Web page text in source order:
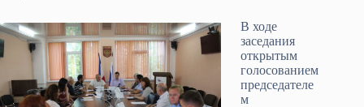
В ходе
заседания
открытым
голосованием
председателе
м